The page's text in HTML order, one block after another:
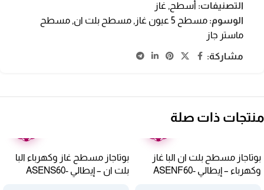
التصنيفات: أسطح , غاز
الوسوم: مسطح 5 عيون غاز , مسطح بلت ان, مسطح
ماستر جاز
مشاركة:
منتجات ذات صلة
بوتاجاز مسطح بلت ان البا غاز
وكهرباء – إيطالي ASENF60-
بوتاجاز مسطح غاز وكهرباء البا
بلت ان – إيطالي ASENS60-